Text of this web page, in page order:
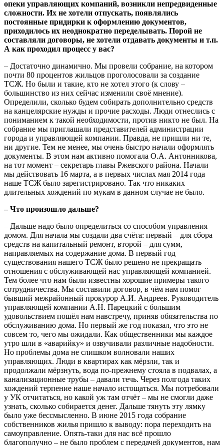
опеки управляющих компаний, возникли непредвиденные
сложности. Их не хотели отпускать, появлялись
постоянные придирки к оформлению документов,
приходилось их неоднократно переделывать. Порой не
составляли договоры, не хотели отдавать документы и т.п.
А как проходил процесс у вас?
– Достаточно динамично. Мы провели собрание, на котором
почти 80 процентов жильцов проголосовали за создание
ТСЖ. Но были и такие, кто не хотел этого (к слову –
большинство из них сейчас изменили своё мнение).
Определили, сколько будем собирать дополнительно средств
на канцелярские нужды и прочие расходы. Люди отнеслись с
пониманием к такой необходимости, против никто не был. На
собрание мы приглашали представителей администрации
города и управляющей компании. Правда, не пришли ни те,
ни другие. Тем не менее, мы очень быстро начали оформлять
документы. В этом нам активно помогала О.А. Антонникова,
на тот момент – секретарь главы Ржевского района. Начали
мы действовать 16 марта, а в первых числах мая 2014 года
наше ТСЖ было зарегистрировано. Так что никаких
длительных хождений по мукам в данном случае не было.
– Что произошло дальше?
– Дальше надо было определиться со способом управления
домом. Для начала мы создали два счёта: первый – для сбора
средств на капитальный ремонт, второй – для сумм,
направляемых на содержание дома. В первый год
существования нашего ТСЖ было решено не прекращать
отношения с обслуживающей нас управляющей компанией.
Тем более что нам были известны хорошие примеры такого
сотрудничества. Мы составили договор, в чём нам помог
бывший межрайонный прокурор А.И. Андреев. Руководитель
управляющей компании А.Н. Парецкий с большим
удовольствием пошёл нам навстречу, приняв обязательства по
обслуживанию дома. Но первый же год показал, что это не
совсем то, чего мы ожидали. Как общественники мы каждое
утро шли в «аварийку» и озвучивали различные надобности.
Но проблемы дома не слишком волновали наших
управляющих. Люди в квартирах как мёрзли, так и
продолжали мёрзнуть, вода по-прежнему стояла в подвалах, а
канализационные трубы – давали течь. Через полгода таких
хождений терпение наше начало истощаться. Мы потребовали
у УК отчитаться, но какой уж там отчёт – мы не смогли даже
узнать, сколько собирается денег. Дальше тянуть эту лямку
было уже бессмысленно. В июне 2015 года собрание
собственников жилья пришло к выводу: пора переходить на
самоуправление. Опять-таки для нас всё прошло
благополучно – не было проблем с передачей документов, нам